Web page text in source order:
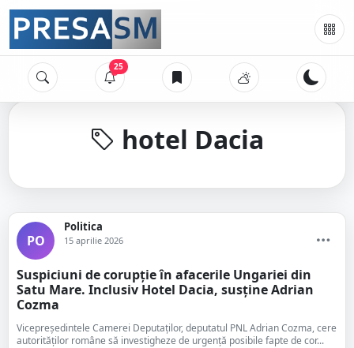
25
hotel Dacia
PO
Politica
15 aprilie 2026
Suspiciuni de corupție în afacerile Ungariei din
Satu Mare. Inclusiv Hotel Dacia, susține Adrian
Cozma
Vicepreședintele Camerei Deputaților, deputatul PNL Adrian Cozma, cere
autorităților române să investigheze de urgență posibile fapte de cor...